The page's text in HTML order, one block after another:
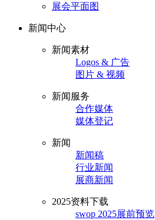
展会平面图
新闻中心
新闻素材
Logos & 广告
图片 & 视频
新闻服务
合作媒体
媒体登记
新闻
新闻稿
行业新闻
展商新闻
2025资料下载
swop 2025展前预览